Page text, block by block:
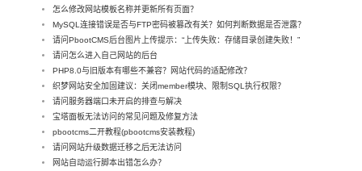
怎么修改网站模板名称并更新所有页面？
MySQL连接错误是否与FTP密码被篡改有关？如何判断数据是否泄露？
请问PbootCMS后台图片上传提示：“上传失败：存储目录创建失败！”
请问怎么进入自己网站的后台
PHP8.0与旧版本有哪些不兼容？网站代码的适配修改？
织梦网站安全加固建议：关闭member模块、限制SQL执行权限？
请问服务器端口未开启的排查与解决
宝塔面板无法访问的常见问题及修复方法
pbootcms二开教程(pbootcms安装教程)
请问网站升级数据迁移之后无法访问
网站自动运行脚本出错怎么办？